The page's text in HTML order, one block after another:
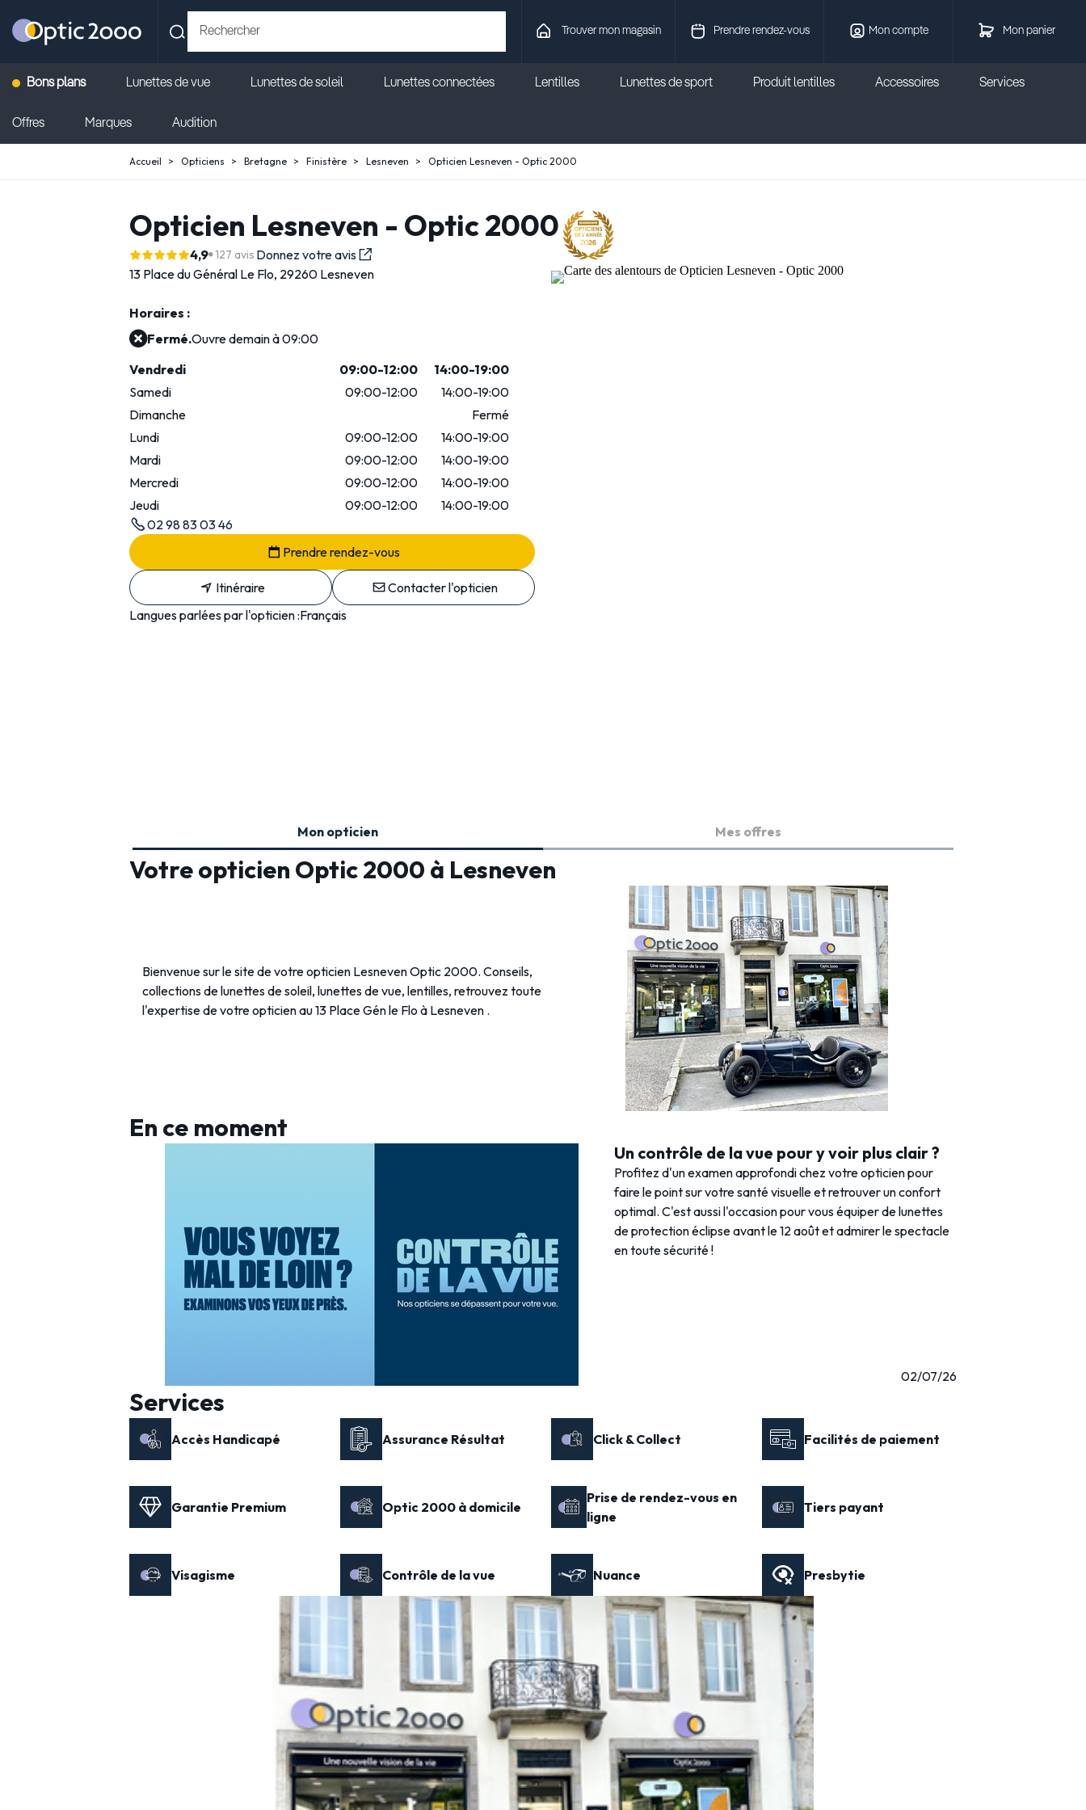
Mon panier
Prendre rendez-vous Mon compte
Trouver mon magasin
Bons plans Lunettes de vue Lunettes de soleil Lunettes connectées Lentilles Lunettes de sport Produit lentilles Accessoires Services
Offres Marques Audition
Accueil Opticiens Bretagne Finistère Lesneven Opticien Lesneven - Optic 2000
Opticien Lesneven - Optic 2000
4,9 127 avis Donnez votre avis
13 Place du Général Le Flo, 29260 Lesneven
Horaires :
Fermé.Ouvre demain à 09:00
Vendredi
09:00-12:00
14:00-19:00
Samedi
09:00-12:00
14:00-19:00
Dimanche
Fermé
Lundi
09:00-12:00
14:00-19:00
Mardi
09:00-12:00
14:00-19:00
Mercredi
09:00-12:00
14:00-19:00
Jeudi
09:00-12:00
14:00-19:00
02 98 83 03 46
Prendre rendez-vous
Itinéraire
Contacter l'opticien
Langues parlées par l'opticien :Français
Mon opticien Mes offres
Votre opticien Optic 2000 à Lesneven
Bienvenue sur le site de votre opticien Lesneven Optic 2000. Conseils,
collections de lunettes de soleil, lunettes de vue, lentilles, retrouvez toute
l'expertise de votre opticien au 13 Place Gén le Flo à Lesneven .
En ce moment
Un contrôle de la vue pour y voir plus clair ?
Profitez d'un examen approfondi chez votre opticien pour
faire le point sur votre santé visuelle et retrouver un confort
optimal. C'est aussi l'occasion pour vous équiper de lunettes
de protection éclipse avant le 12 août et admirer le spectacle
en toute sécurité !
02/07/26
Services
Accès Handicapé Assurance Résultat Click & Collect Facilités de paiement
Garantie Premium Optic 2000 à domicile
Prise de rendez-vous en
ligne
Tiers payant
Visagisme Contrôle de la vue Nuance Presbytie